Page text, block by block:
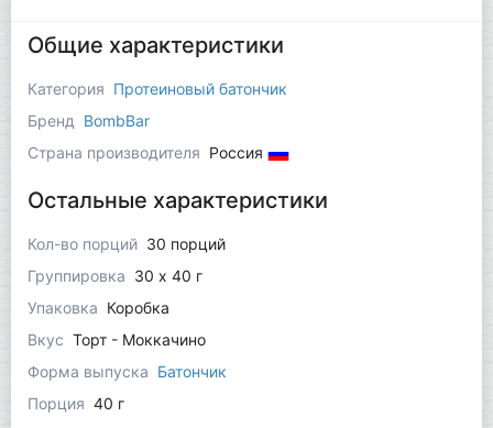
Общие характеристики
Категория Протеиновый батончик
Бренд
BombBar
Страна производителя Россия
Остальные характеристики
Кол-во порций 30 порций
Группировка 30 x 40 г
Упаковка Коробка
Вкус Торт - Моккачино
Форма выпуска Батончик
Порция 40 г